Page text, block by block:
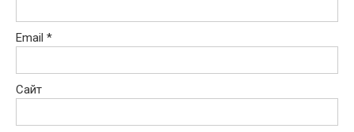
Email *
Сайт